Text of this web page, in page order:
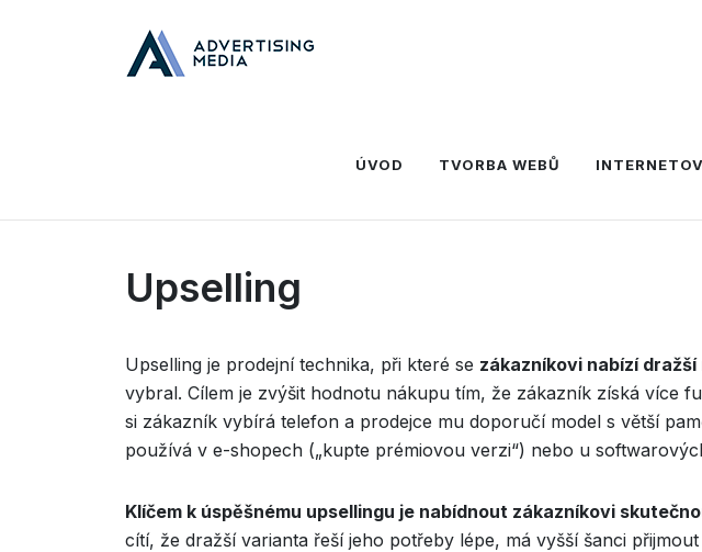
ÚVOD TVORBA WEBŮ
Upselling
Upselling je prodejní technika, při které se zákazníkovi nabízí
vybral. Cílem je zvýšit hodnotu nákupu tím, že zákazník získá více
si zákazník vybírá telefon a prodejce mu doporučí model s větší
používá v e-shopech („kupte prémiovou verzi“) nebo u
Klíčem k úspěšnému upsellingu je nabídnout zákazníkovi
cítí, že dražší varianta řeší jeho potřeby lépe, má vyšší šanci